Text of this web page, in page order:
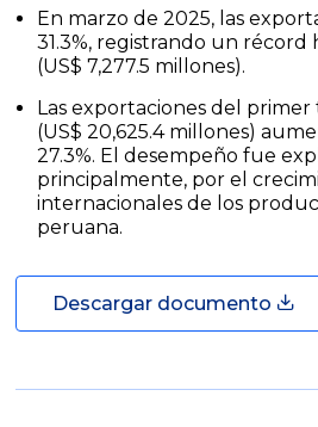
En marzo de 2025, las
31.3%, registrando un récord
(US$ 7,277.5 millones).
Las exportaciones del
(US$ 20,625.4 millones)
27.3%. El desempeño fue
principalmente, por el
internacionales de los
peruana.
Descargar documento